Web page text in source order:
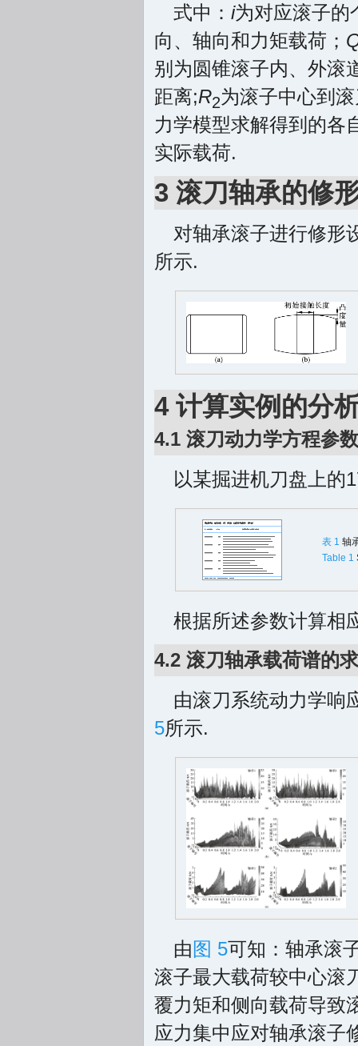
式中： i为对应滚子的
向、轴向和力矩载荷；
别为圆锥滚子内、外滚
距离;R2为滚子中心到
力学模型求解得到的各
实际载荷.
3 滚刀轴承的修
对轴承滚子进行修形
所示.
4 计算实例的分
4.1 滚刀动力学方程参
以某掘进机刀盘上的
表 1 轴
Table 1
根据所述参数计算相
4.2 滚刀轴承载荷谱的
由滚刀系统动力学响
5所示.
由图 5可知：轴承滚
滚子最大载荷较中心滚
覆力矩和侧向载荷导致
应力集中应对轴承滚子